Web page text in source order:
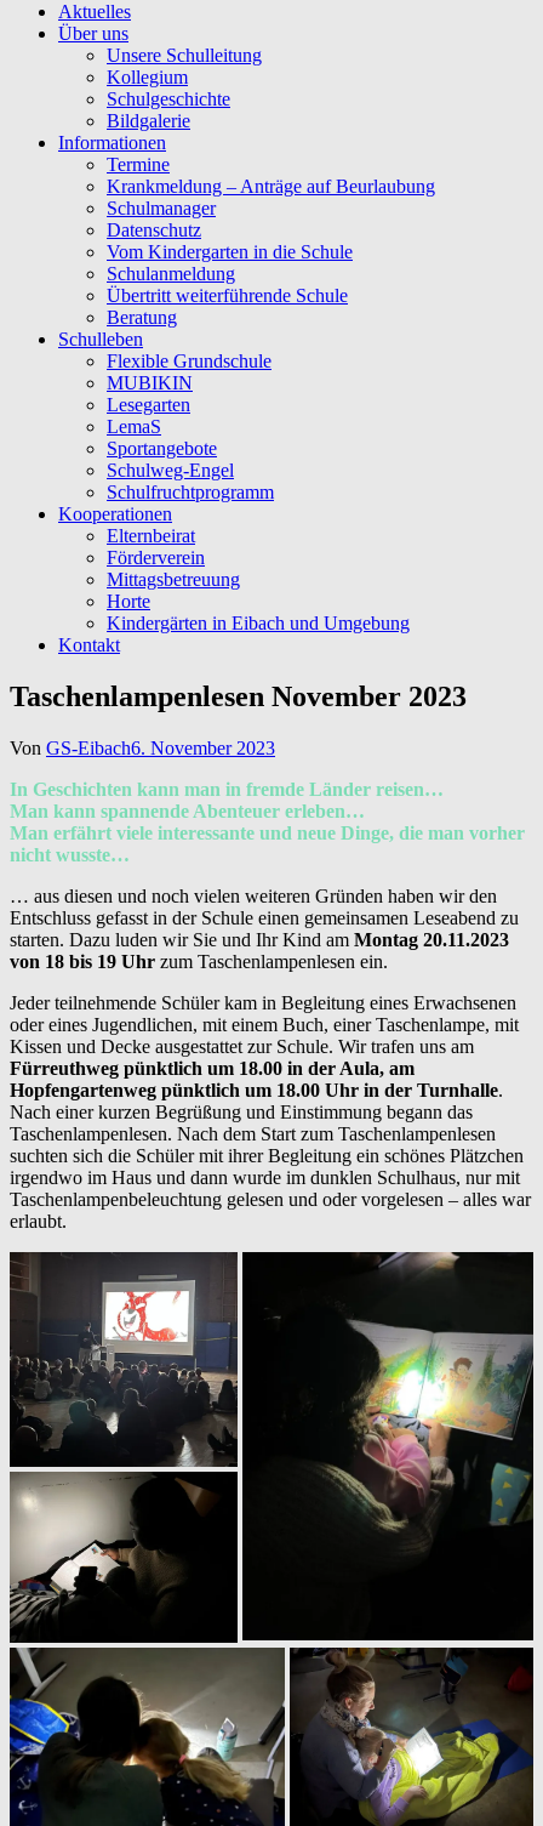
Aktuelles
Über uns
Unsere Schulleitung
Kollegium
Schulgeschichte
Bildgalerie
Informationen
Termine
Krankmeldung – Anträge auf Beurlaubung
Schulmanager
Datenschutz
Vom Kindergarten in die Schule
Schulanmeldung
Übertritt weiterführende Schule
Beratung
Schulleben
Flexible Grundschule
MUBIKIN
Lesegarten
LemaS
Sportangebote
Schulweg-Engel
Schulfruchtprogramm
Kooperationen
Elternbeirat
Förderverein
Mittagsbetreuung
Horte
Kindergärten in Eibach und Umgebung
Kontakt
Taschenlampenlesen November 2023
Von GS-Eibach6. November 2023
In Geschichten kann man in fremde Länder reisen…
Man kann spannende Abenteuer erleben…
Man erfährt viele interessante und neue Dinge, die man vorher
nicht wusste…
… aus diesen und noch vielen weiteren Gründen haben wir den
Entschluss gefasst in der Schule einen gemeinsamen Leseabend zu
starten. Dazu luden wir Sie und Ihr Kind am Montag 20.11.2023
von 18 bis 19 Uhr zum Taschenlampenlesen ein.
Jeder teilnehmende Schüler kam in Begleitung eines Erwachsenen
oder eines Jugendlichen, mit einem Buch, einer Taschenlampe, mit
Kissen und Decke ausgestattet zur Schule. Wir trafen uns am
Fürreuthweg pünktlich um 18.00 in der Aula, am
Hopfengartenweg pünktlich um 18.00 Uhr in der Turnhalle.
Nach einer kurzen Begrüßung und Einstimmung begann das
Taschenlampenlesen. Nach dem Start zum Taschenlampenlesen
suchten sich die Schüler mit ihrer Begleitung ein schönes Plätzchen
irgendwo im Haus und dann wurde im dunklen Schulhaus, nur mit
Taschenlampenbeleuchtung gelesen und oder vorgelesen – alles war
erlaubt.